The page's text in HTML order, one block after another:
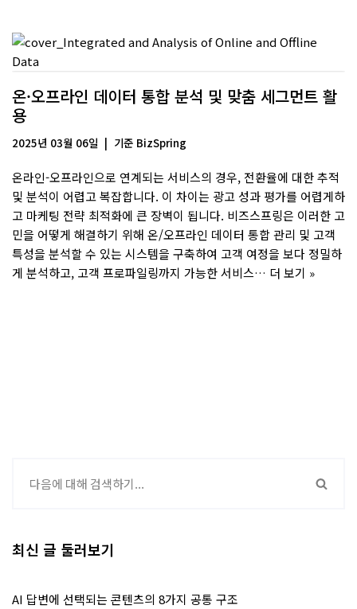
온·오프라인 데이터 통합 분석 및 맞춤 세그먼트 활
용
2025년 03월 06일 기준 BizSpring
온라인-오프라인으로 연계되는 서비스의 경우, 전환율에 대한 추적
및 분석이 어렵고 복잡합니다. 이 차이는 광고 성과 평가를 어렵게하
고 마케팅 전략 최적화에 큰 장벽이 됩니다. 비즈스프링은 이러한 고
민을 어떻게 해결하기 위해 온/오프라인 데이터 통합 관리 및 고객
특성을 분석할 수 있는 시스템을 구축하여 고객 여정을 보다 정밀하
게 분석하고, 고객 프로파일링까지 가능한 서비스… 더 보기 »
최신 글 둘러보기
AI 답변에 선택되는 콘텐츠의 8가지 공통 구조